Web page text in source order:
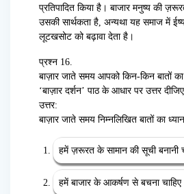
प्रतिपादित किया है। बाजार मनुष्य की
उसकी सार्थकता है, अन्यथा यह समाज में
लूटखसोट को बढ़ावा देता है।
प्रश्न 16.
बाज़ार जाते समय आपको किन-किन बातों का
‘बाज़ार दर्शन’ पाठ के आधार पर उत्तर
उत्तर:
बाज़ार जाते समय निम्नलिखित बातों का
हमें ज़रूरत के सामान की सूची बनानी
हमें बाजार के आकर्षण से बचना